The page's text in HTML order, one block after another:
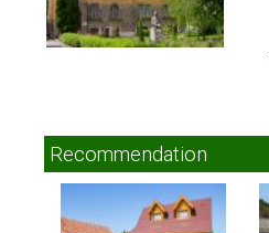
Recommendation